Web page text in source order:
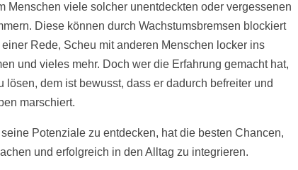
Menschen viele solcher unentdeckten oder vergessenen
Diese können durch Wachstumsbremsen blockiert
Rede, Scheu mit anderen Menschen locker ins
und vieles mehr. Doch wer die Erfahrung gemacht hat,
lösen, dem ist bewusst, dass er dadurch befreiter und
marschiert.
Potenziale zu entdecken, hat die besten Chancen,
und erfolgreich in den Alltag zu integrieren.